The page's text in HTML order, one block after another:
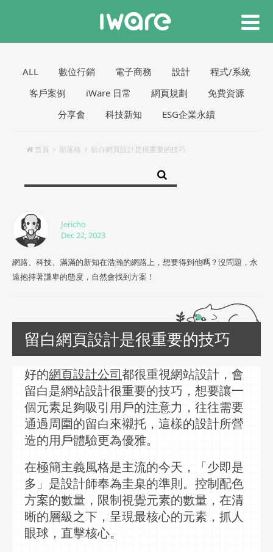
ALL 數位行銷 電子商務 設計
程式/系統
客戶案例
iWare 日常 網頁規劃
免費資源
分享會
科技新知 ESG企業永續
首頁 部落格 留白網頁設計是很重要的技巧
Jericho
Dec 22, 2023
網路、科技、滿滿的新知在浩瀚的網路上，想要得到他嗎？沒問題，永
遠抱持著謙卑的態度，自然會找到方案！
留白網頁設計是很重要的技巧
好的網頁設計公司 都很重視網站設計，會
留白是網站設計很重要的技巧，想要讓一
個元素足夠吸引用戶的注意力，往往需要
通過周圍的留白來襯托，這樣的設計所營
造的用戶體驗更為優雅。
在極簡主義風格是主流的今天，「少即是
多」是設計師奉為圭臬的準則。控制配色
方案的數量，限制視覺元素的數量，在清
晰的層級之下，呈現最核心的元素，抓人
眼球，直擊核心。